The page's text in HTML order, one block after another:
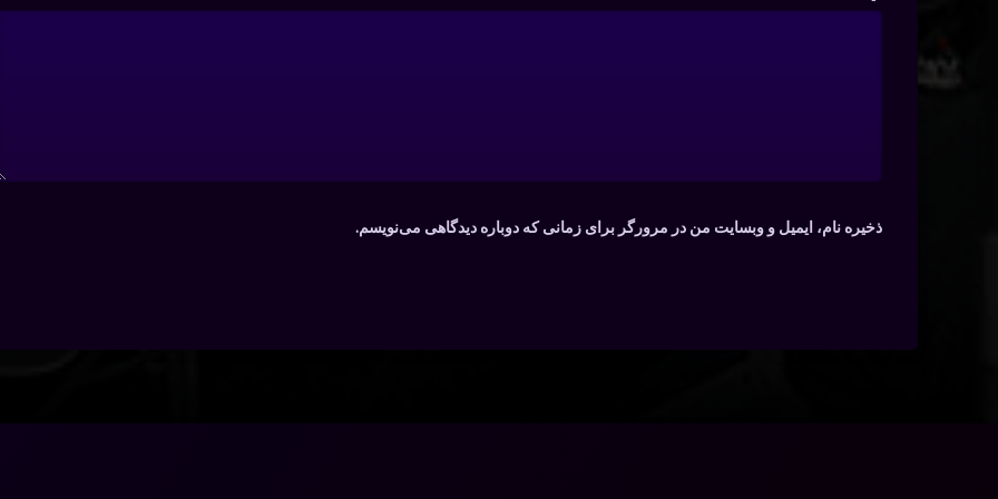
ذخیره نام، ایمیل و وبسایت من در مرورگر برای زمانی که دوباره دیدگاهی می‌نویسم.